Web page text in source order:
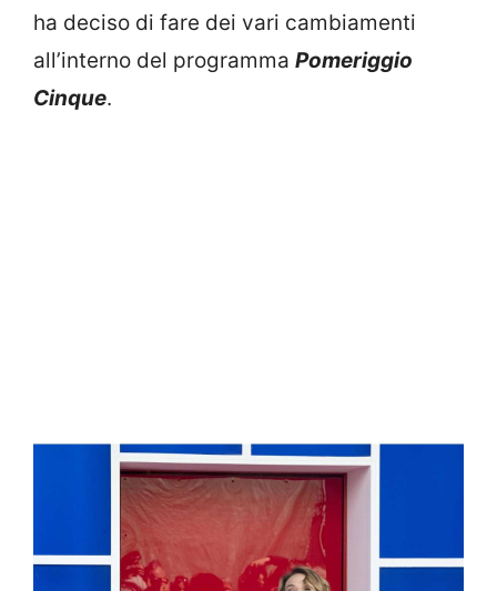
ha deciso di fare dei vari cambiamenti
all’interno del programma Pomeriggio
Cinque.